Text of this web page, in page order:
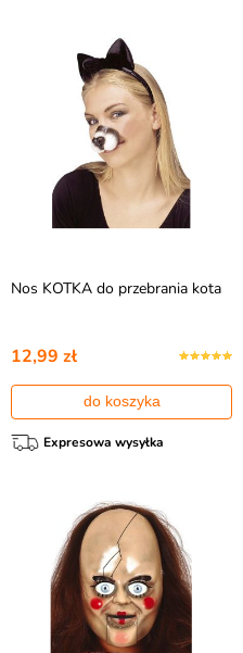
Nos KOTKA do przebrania kota
12,99 zł
do koszyka
Expresowa wysyłka